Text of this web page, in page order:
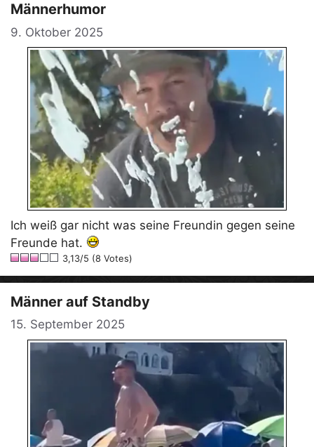
Männerhumor
9. Oktober 2025
Ich weiß gar nicht was seine Freundin gegen seine
Freunde hat.
3,13/5 (8 Votes)
Männer auf Standby
15. September 2025